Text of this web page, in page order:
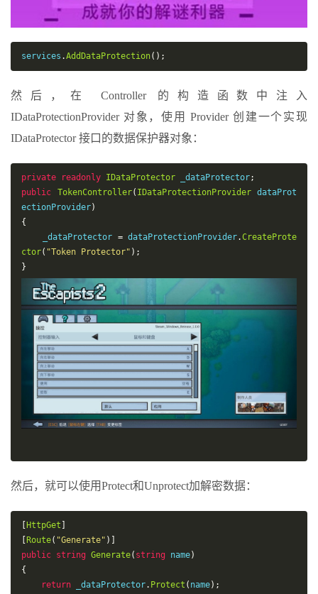
services .AddDataProtection();
然后，在 Controller 的构造函数中注入
IDataProtectionProvider 对象，使用 Provider 创建一个实现
IDataProtector 接口的数据保护器对象：
private readonly IDataProtector _dataProtector;
public
TokenController( IDataProtectionProvider dataProt
ectionProvider)
{
    _dataProtector
= dataProtectionProvider.CreateProte
ctor( "Token Protector" );
}
然后，就可以使用Protect和Unprotect加解密数据：
HttpGet
Route( "Generate" )]
public string Generate( string name)
{
return _dataProtector. Protect ( name);